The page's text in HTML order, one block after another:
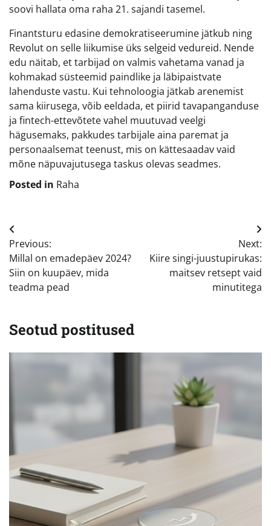
soovi hallata oma raha 21. sajandi tasemel.
Finantsturu edasine demokratiseerumine jätkub ning
Revolut on selle liikumise üks selgeid vedureid. Nende
edu näitab, et tarbijad on valmis vahetama vanad ja
kohmakad süsteemid paindlike ja läbipaistvate
lahenduste vastu. Kui tehnoloogia jätkab arenemist
sama kiirusega, võib eeldada, et piirid tavapanganduse
ja fintech-ettevõtete vahel muutuvad veelgi
hägusemaks, pakkudes tarbijale aina paremat ja
personaalsemat teenust, mis on kättesaadav vaid
mõne näpuvajutusega taskus olevas seadmes.
Posted in Raha
Navigeerimine
Previous:
Millal on emadepäev 2024?
Siin on kuupäev, mida
teadma pead
Next:
Kiire singi-juustupirukas:
maitsev retsept vaid
minutitega
Seotud postitused